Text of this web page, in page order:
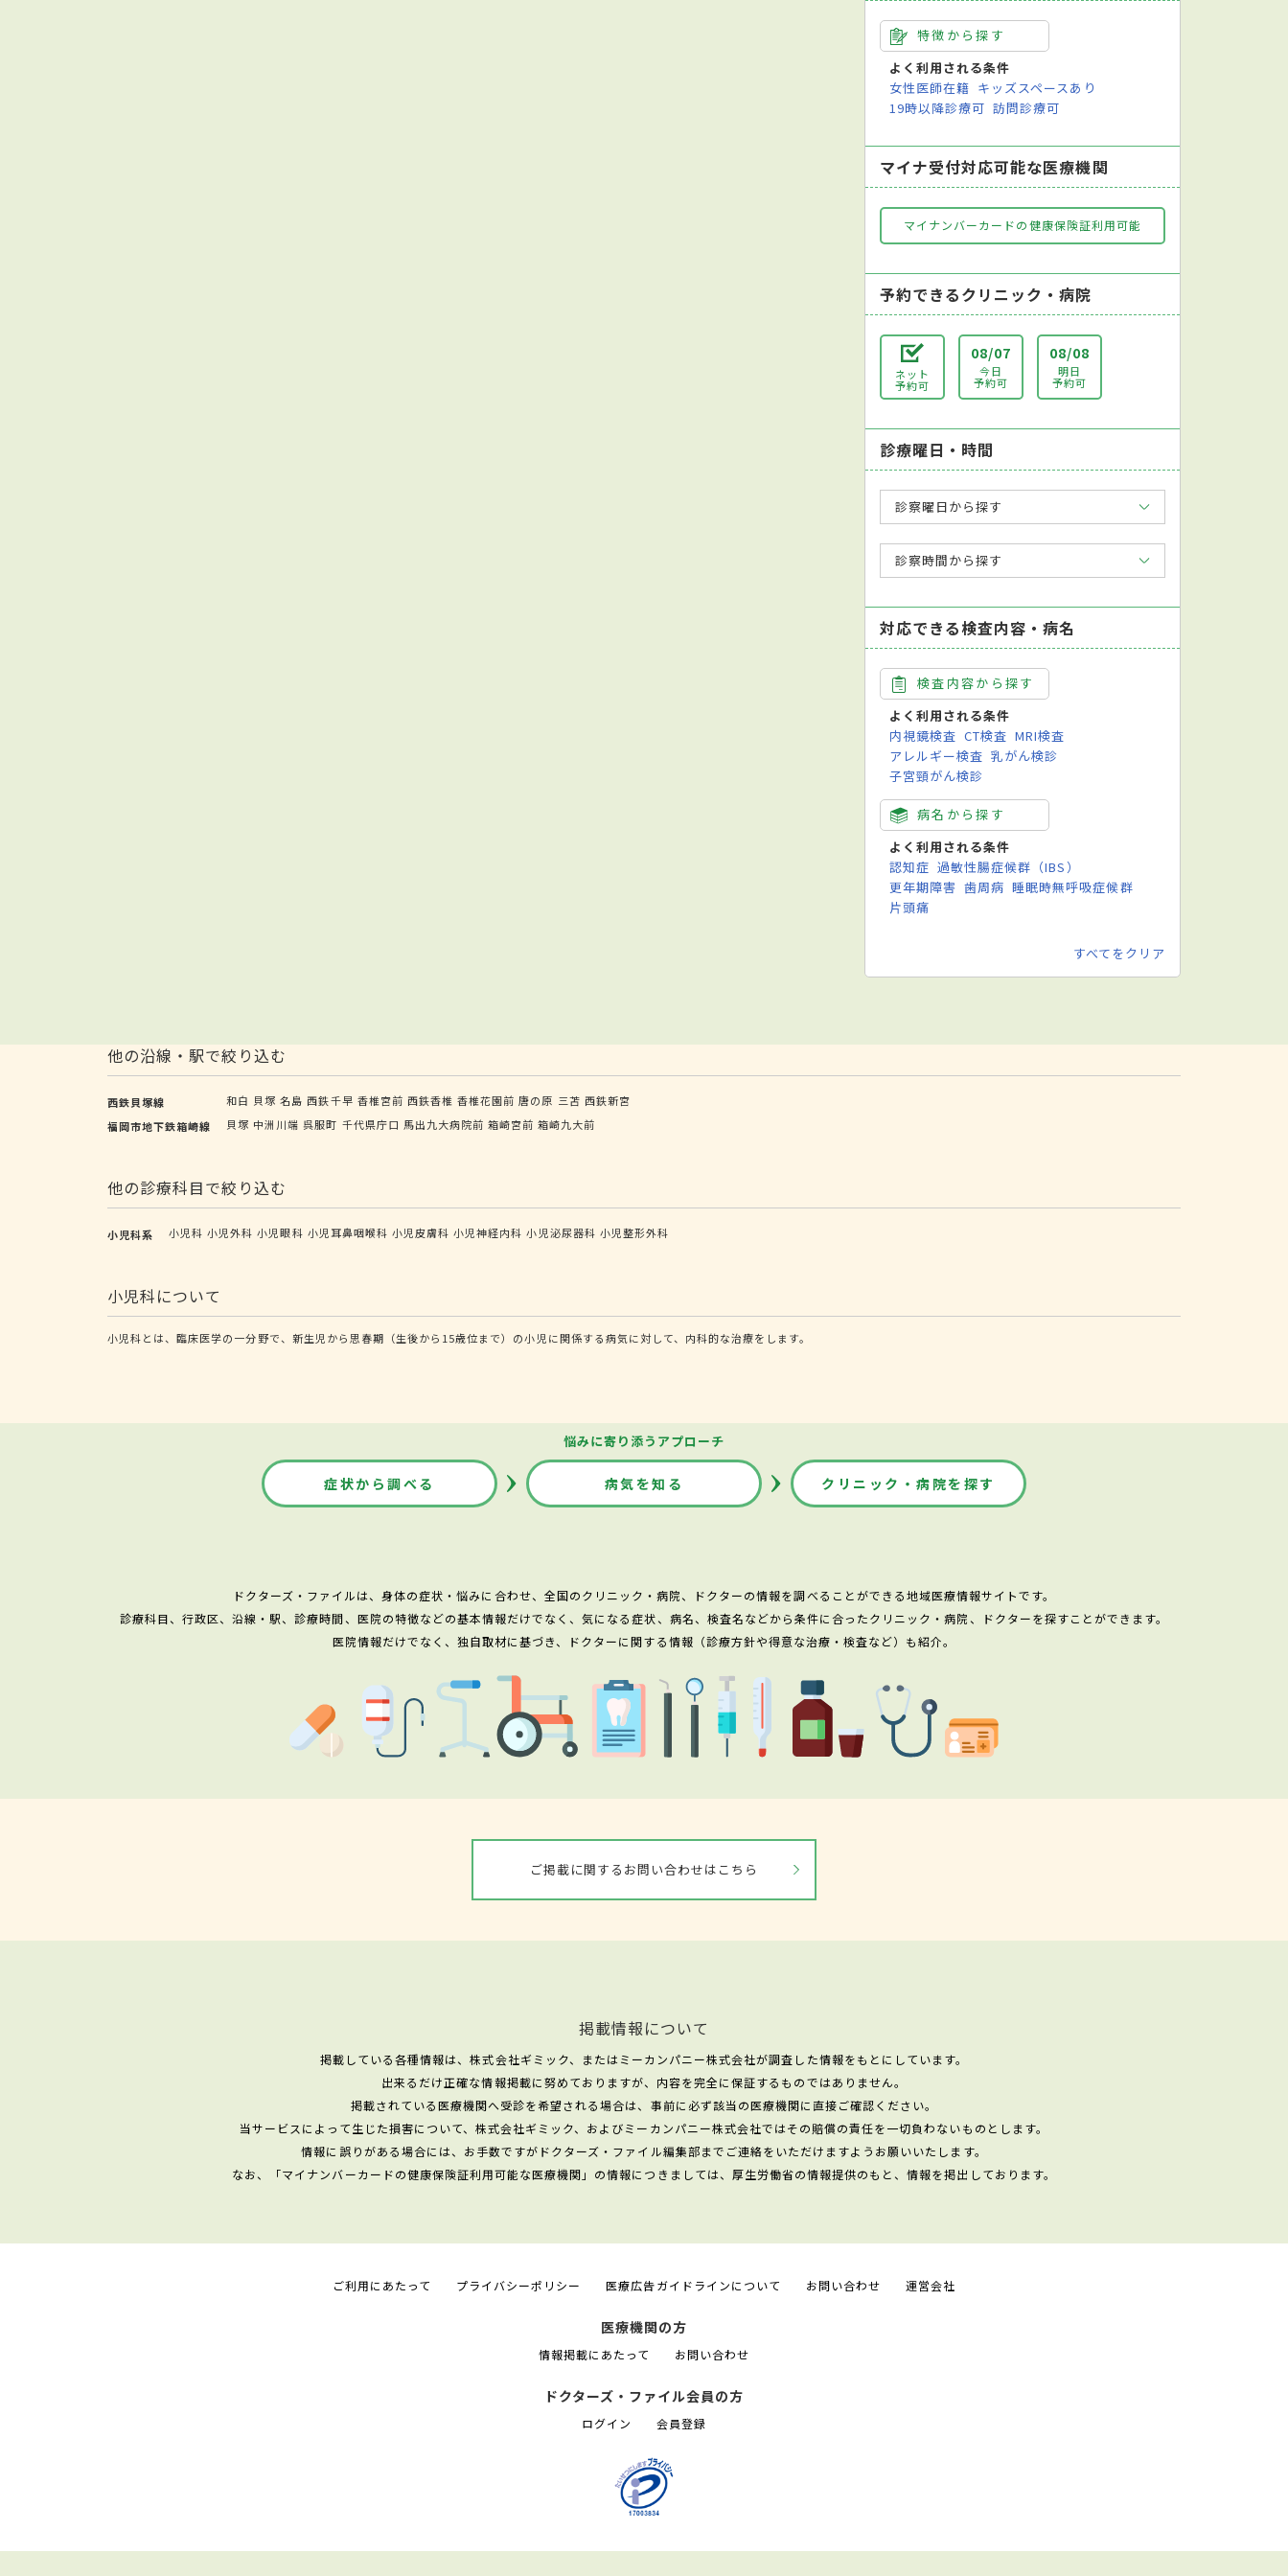
特徴から探す
よく利用される条件
女性医師在籍 キッズスペースあり
19時以降診療可 訪問診療可
マイナ受付対応可能な医療機関
マイナンバーカードの健康保険証利用可能
予約できるクリニック・病院
ネット
予約可
08/07
今日
予約可
08/08
明日
予約可
診療曜日・時間
診察曜日から探す
診察時間から探す
対応できる検査内容・病名
検査内容から探す
よく利用される条件
内視鏡検査 CT検査 MRI検査
アレルギー検査 乳がん検診
子宮頸がん検診
病名から探す
よく利用される条件
認知症 過敏性腸症候群（IBS）
更年期障害 歯周病 睡眠時無呼吸症候群
片頭痛
すべてをクリア
他の沿線・駅で絞り込む
西鉄貝塚線 和白 貝塚 名島 西鉄千早 香椎宮前 西鉄香椎 香椎花園前 唐の原 三苫 西鉄新宮
福岡市地下鉄箱崎線
貝塚 中洲川端 呉服町 千代県庁口 馬出九大病院前 箱崎宮前 箱崎九大前
他の診療科目で絞り込む
小児科系 小児科 小児外科 小児眼科 小児耳鼻咽喉科 小児皮膚科 小児神経内科 小児泌尿器科 小児整形外科
小児科について
小児科とは、臨床医学の一分野で、新生児から思春期（生後から15歳位まで）の小児に関係する病気に対して、内科的な治療をします。
悩みに寄り添うアプローチ
症状から調べる 病気を知る クリニック・病院を探す
ドクターズ・ファイルは、身体の症状・悩みに合わせ、全国のクリニック・病院、ドクターの情報を調べることができる地域医療情報サイトです。
診療科目、行政区、沿線・駅、診療時間、医院の特徴などの基本情報だけでなく、気になる症状、病名、検査名などから条件に合ったクリニック・病院、ドクターを探すことができます。
医院情報だけでなく、独自取材に基づき、ドクターに関する情報（診療方針や得意な治療・検査など）も紹介。
ご掲載に関するお問い合わせはこちら
掲載情報について
掲載している各種情報は、株式会社ギミック、またはミーカンパニー株式会社が調査した情報をもとにしています。
出来るだけ正確な情報掲載に努めておりますが、内容を完全に保証するものではありません。
掲載されている医療機関へ受診を希望される場合は、事前に必ず該当の医療機関に直接ご確認ください。
当サービスによって生じた損害について、株式会社ギミック、およびミーカンパニー株式会社ではその賠償の責任を一切負わないものとします。
情報に誤りがある場合には、お手数ですがドクターズ・ファイル編集部までご連絡をいただけますようお願いいたします。
なお、「マイナンバーカードの健康保険証利用可能な医療機関」の情報につきましては、厚生労働省の情報提供のもと、情報を掲出しております。
ご利用にあたって プライバシーポリシー 医療広告ガイドラインについて お問い合わせ 運営会社
医療機関の方
情報掲載にあたって お問い合わせ
ドクターズ・ファイル会員の方
ログイン 会員登録